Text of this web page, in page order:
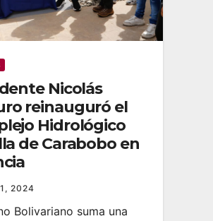
Nicolás
reinauguró el
Hidrológico
de Carabobo en
2024
Bolivariano suma una